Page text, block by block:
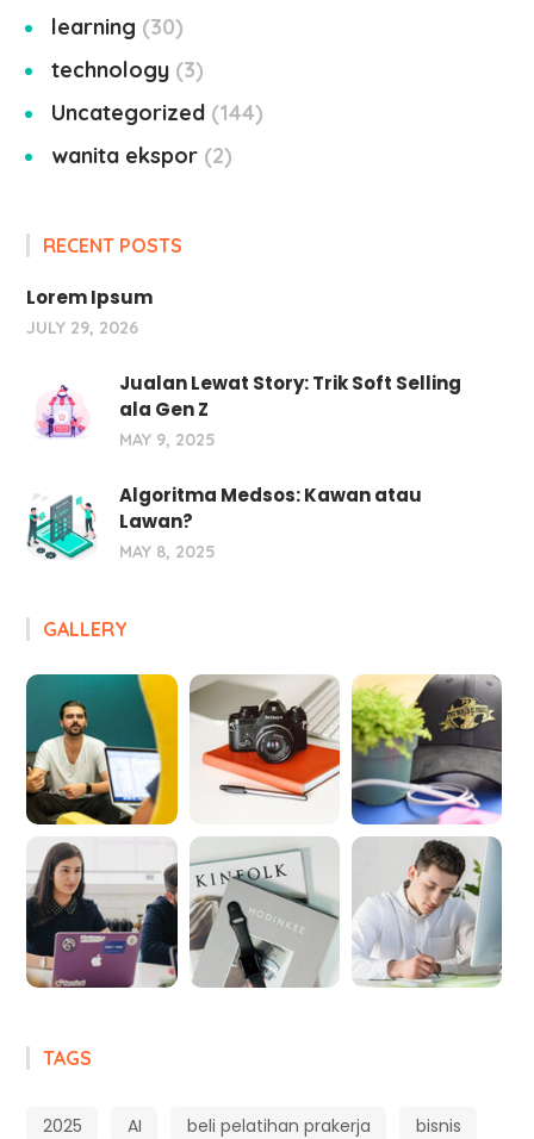
learning
30
technology 3
Uncategorized 144
wanita ekspor 2
RECENT POSTS
Lorem Ipsum
JULY 29, 2026
Jualan Lewat Story: Trik Soft Selling
ala Gen Z
MAY 9, 2025
Algoritma Medsos: Kawan atau
Lawan?
MAY 8, 2025
GALLERY
TAGS
2025 AI beli pelatihan prakerja bisnis